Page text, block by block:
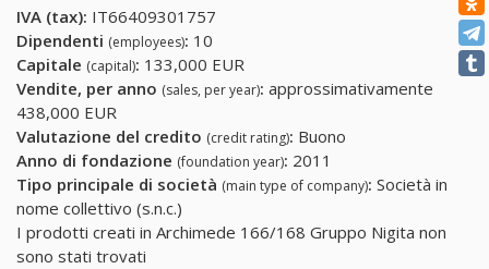
IVA (tax): IT66409301757
Dipendenti (employees): 10
Capitale (capital): 133,000 EUR
Vendite, per anno (sales, per year): approssimativamente
438,000 EUR
Valutazione del credito (credit rating): Buono
Anno di fondazione (foundation year): 2011
Tipo principale di società (main type of company): Società in
nome collettivo (s.n.c.)
I prodotti creati in Archimede 166/168 Gruppo Nigita non
sono stati trovati